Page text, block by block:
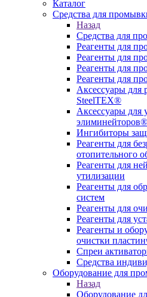
Каталог
Средства для
Назад
Средства для
Реагенты для
Реагенты для
Реагенты для
Реагенты для
Аксессуары для
SteelTEX®
Аксессуары для
элиминейторов®
Ингибиторы
Реагенты для
отопительного
Реагенты для
утилизации
Реагенты для
систем
Реагенты для
Реагенты для
Реагенты и
очистки
Спреи
Средства
Оборудование для
Назад
Оборудование